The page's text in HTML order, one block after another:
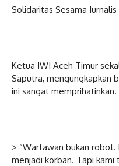
Solidaritas Sesama Jurnalis
Ketua JWI Aceh Timur
Saputra, mengungkapkan
ini sangat memprihatinkan.
> “Wartawan bukan
menjadi korban. Tapi